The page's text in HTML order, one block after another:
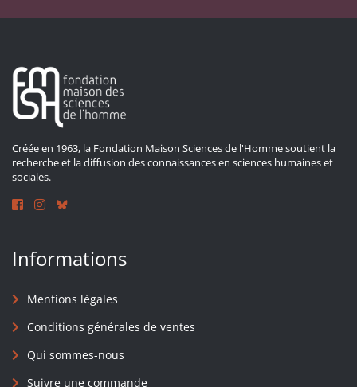
Créée en 1963, la Fondation Maison Sciences de l'Homme soutient la
recherche et la diffusion des connaissances en sciences humaines et
sociales.
Informations
Mentions légales
Conditions générales de ventes
Qui sommes-nous
Suivre une commande